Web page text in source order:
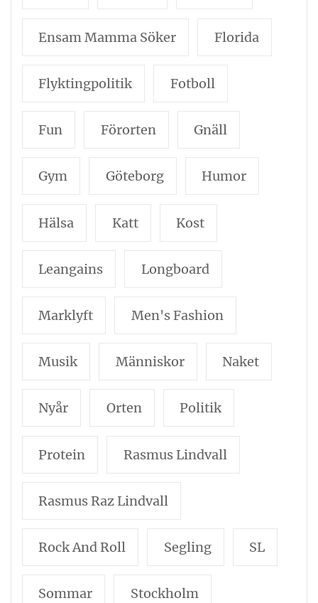
Ensam Mamma Söker Florida
Flyktingpolitik Fotboll
Fun Förorten Gnäll
Gym Göteborg Humor
Hälsa Katt Kost
Leangains Longboard
Marklyft Men's Fashion
Musik Människor Naket
Nyår Orten Politik
Protein Rasmus Lindvall
Rasmus Raz Lindvall
Rock And Roll Segling SL
Sommar Stockholm